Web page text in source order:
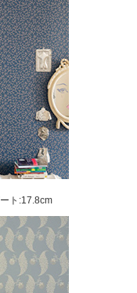
ト:17.8cm